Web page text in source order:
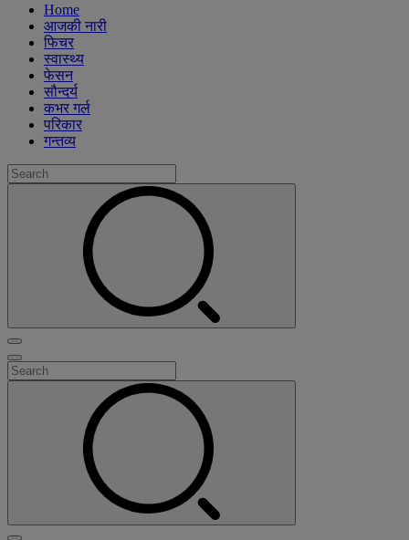
Home
आजकी नारी
फिचर
स्वास्थ्य
फेसन
सौन्दर्य
कभर गर्ल
परिकार
गन्तव्य